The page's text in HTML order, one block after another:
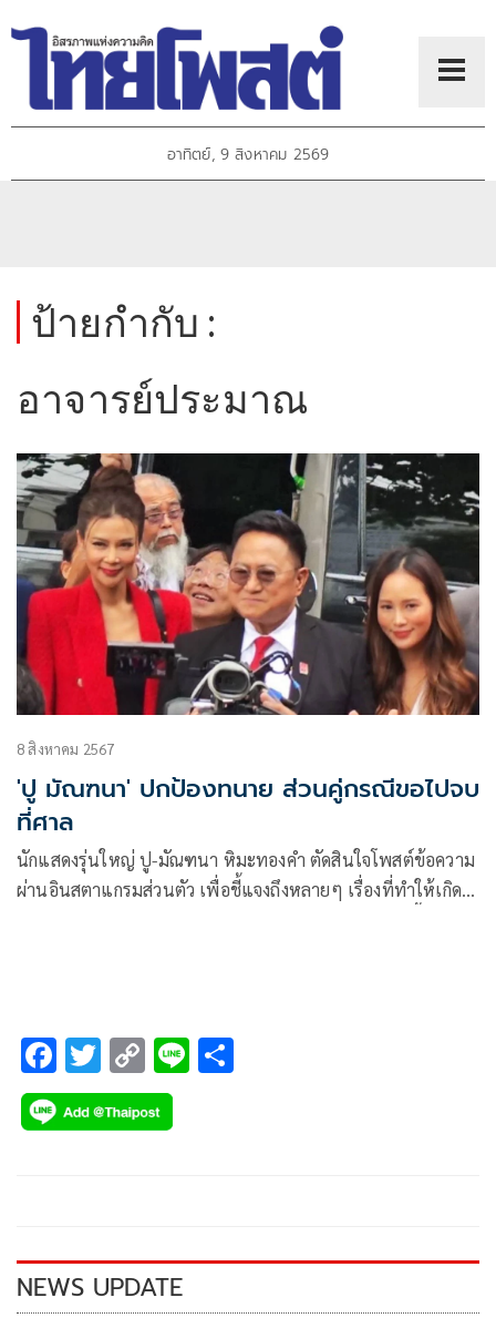
อาทิตย์, 9 สิงหาคม 2569
ป้ายกำกับ :
อาจารย์ประมาณ
8 สิงหาคม 2567
'ปู มัณฑนา' ปกป้องทนาย ส่วนคู่กรณีขอไปจบ
ที่ศาล
นักแสดงรุ่นใหญ่ ปู-มัณฑนา หิมะทองคำ ตัดสินใจโพสต์ข้อความ
ผ่านอินสตาแกรมส่วนตัว เพื่อชี้แจงถึงหลายๆ เรื่องที่ทำให้เกิด
F
ac
e
k
T
wi
tt
C
o
p
k
Li
NEWS UPDATE